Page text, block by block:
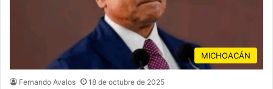
MICHOACÁN
Fernando Avalos 18 de octubre de 2025